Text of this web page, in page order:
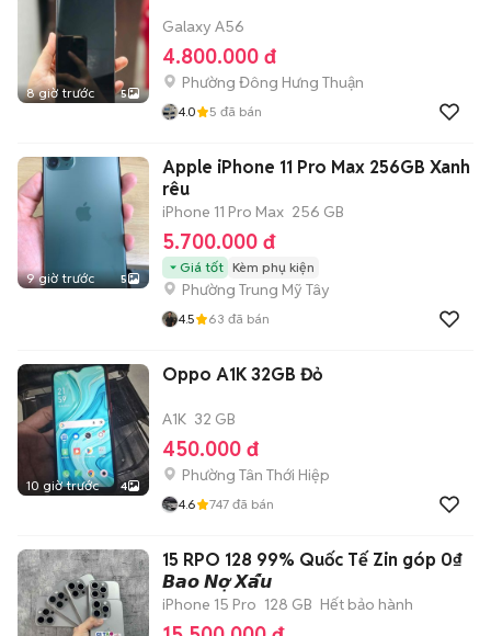
8 giờ trước 5
Galaxy A56
4.800.000 đ
Phường Đông Hưng Thuận
4.0 5 đã bán
9 giờ trước 5
Apple iPhone 11 Pro Max 256GB Xanh
rêu
iPhone 11 Pro Max 256 GB
5.700.000 đ
Giá tốt Kèm phụ kiện
Phường Trung Mỹ Tây
4.5 63 đã bán
10 giờ trước 4
Oppo A1K 32GB Đỏ
A1K 32 GB
450.000 đ
Phường Tân Thới Hiệp
4.6 747 đã bán
15 RPO 128 99% Quốc Tế Zin góp 0₫
𝘽𝙖𝙤 𝙉𝙤̛̣ 𝙓𝙖̂́𝙪
iPhone 15 Pro 128 GB Hết bảo hành